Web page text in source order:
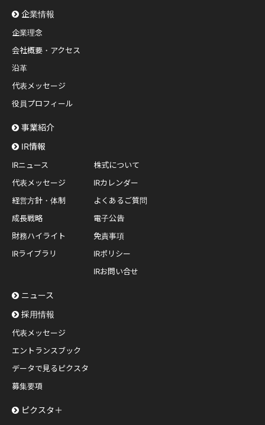
企業情報
企業理念
会社概要・アクセス
沿革
代表メッセージ
役員プロフィール
事業紹介
IR情報
IRニュース
代表メッセージ
経営方針・体制
成長戦略
財務ハイライト
IRライブラリ
株式について
IRカレンダー
よくあるご質問
電子公告
免責事項
IRポリシー
IRお問い合せ
ニュース
採用情報
代表メッセージ
エントランスブック
データで見るピクスタ
募集要項
ピクスタ＋